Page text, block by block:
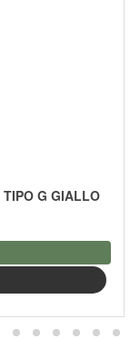
G GIALLO